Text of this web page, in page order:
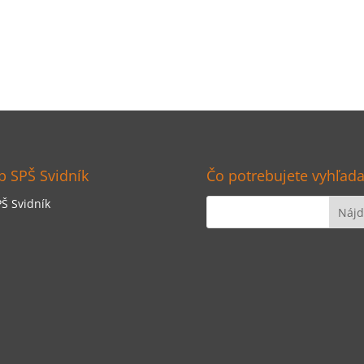
SPŠ Svidník Čo potrebujete